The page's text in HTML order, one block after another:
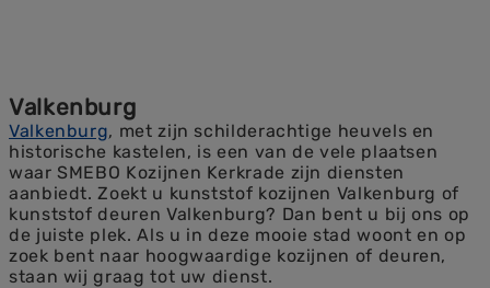
Valkenburg
Valkenburg, met zijn schilderachtige heuvels en
historische kastelen, is een van de vele plaatsen
waar SMEBO Kozijnen Kerkrade zijn diensten
aanbiedt. Zoekt u kunststof kozijnen Valkenburg of
kunststof deuren Valkenburg? Dan bent u bij ons op
de juiste plek. Als u in deze mooie stad woont en op
zoek bent naar hoogwaardige kozijnen of deuren,
staan wij graag tot uw dienst.